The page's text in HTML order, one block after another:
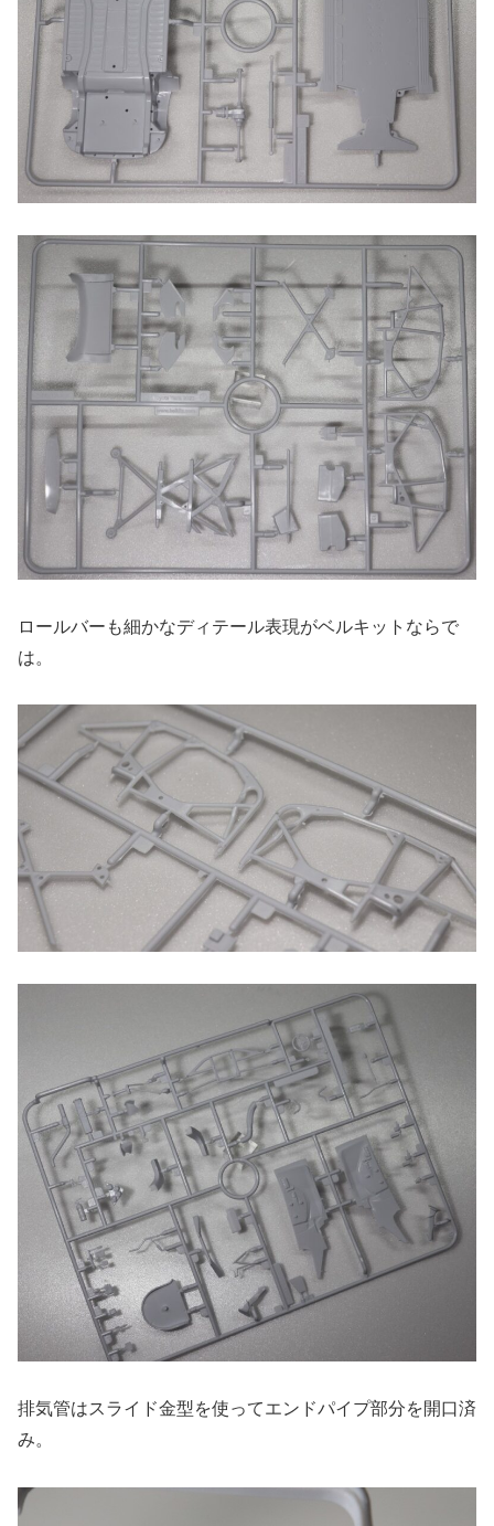
ロールバーも細かなディテール表現がベルキットならで
は。
排気管はスライド金型を使ってエンドパイプ部分を開口済
み。